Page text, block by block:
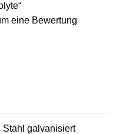
eine Bewertung
Stahl galvanisiert